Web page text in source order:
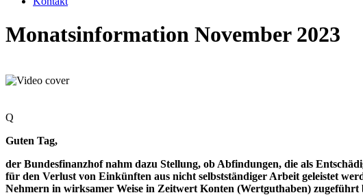
Monatsinformation November 2023
Q
Guten Tag,
der Bundesfinanzhof nahm dazu Stellung, ob Abfindungen, die als
für den Verlust von Einkünften aus nicht selbstständiger Arbeit geleistet
Nehmern in wirksamer Weise in Zeitwert Konten (Wertguthaben)